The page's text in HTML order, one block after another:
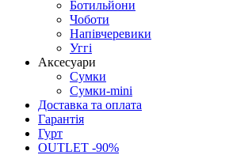
Ботильйони
Чоботи
Напівчеревики
Уггі
Аксесуари
Сумки
Сумки-mini
Доставка та оплата
Гарантія
Гурт
OUTLET -90%